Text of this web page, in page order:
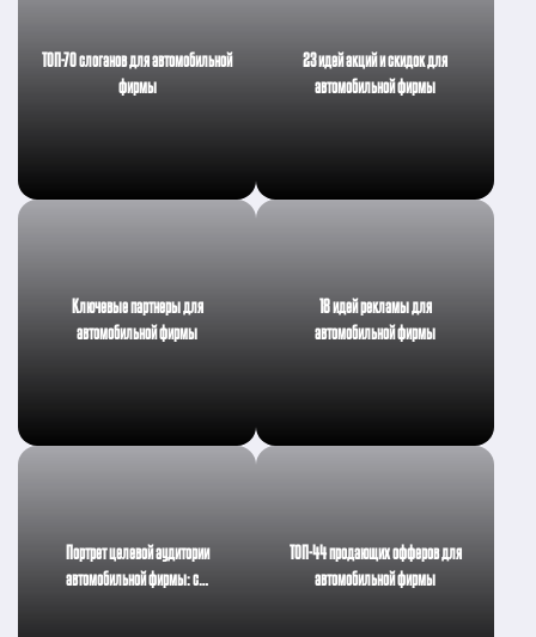
ТОП-70 слоганов для автомобильной
фирмы
23 идей акций и скидок для
автомобильной фирмы
Ключевые партнеры для
автомобильной фирмы
18 идей рекламы для
автомобильной фирмы
Портрет целевой аудитории
автомобильной фирмы: с…
ТОП-44 продающих офферов для
автомобильной фирмы